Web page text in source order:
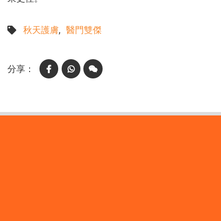
秋天護膚 醫門雙傑
FacebookWhatsAppWeChat